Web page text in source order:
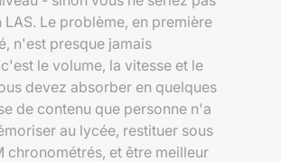
LAS. Le problème, en première
n'est presque jamais
le volume, la vitesse et le
devez absorber en quelques
de contenu que personne n'a
au lycée, restituer sous
chronométrés, et être meilleur